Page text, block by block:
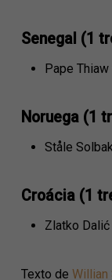
Senegal (1
Pape
Noruega (1
Ståle
Croácia (1
Zlatko
Texto de Willian